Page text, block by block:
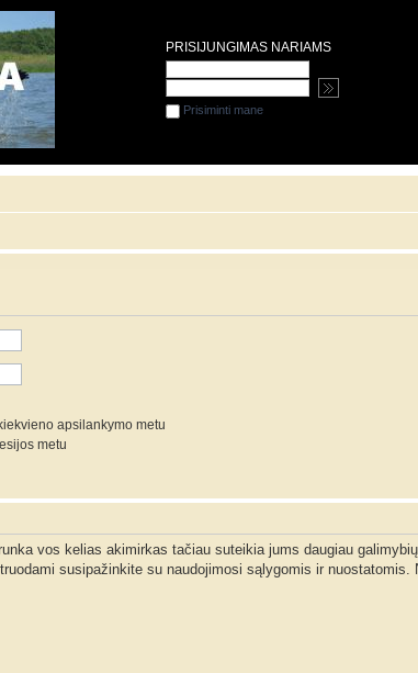
apsilankymo metu
metu
vos kelias akimirkas tačiau suteikia jums daugiau
susipažinkite su naudojimosi sąlygomis ir
PRISIJUNGIMAS NARIAMS
Prisiminti mane